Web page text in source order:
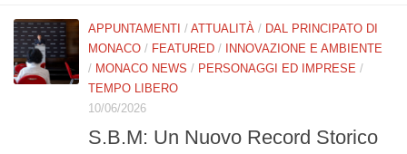
APPUNTAMENTI / ATTUALITÀ / DAL PRINCIPATO DI
MONACO / FEATURED /
INNOVAZIONE E AMBIENTE
/ MONACO NEWS / PERSONAGGI ED IMPRESE /
TEMPO LIBERO
10/06/2026
S.B.M: Un Nuovo Record Storico